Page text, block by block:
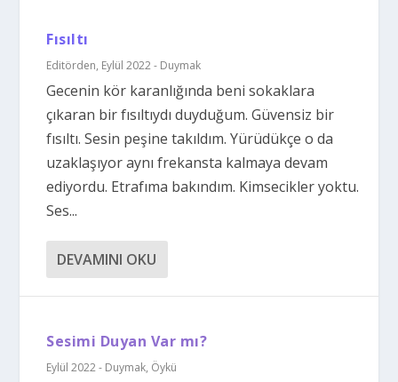
Fısıltı
Editörden, Eylül 2022 - Duymak
Gecenin kör karanlığında beni sokaklara
çıkaran bir fısıltıydı duyduğum. Güvensiz bir
fısıltı. Sesin peşine takıldım. Yürüdükçe o da
uzaklaşıyor aynı frekansta kalmaya devam
ediyordu. Etrafıma bakındım. Kimsecikler yoktu.
Ses...
DEVAMINI OKU
Sesimi Duyan Var mı?
Eylül 2022 - Duymak, Öykü